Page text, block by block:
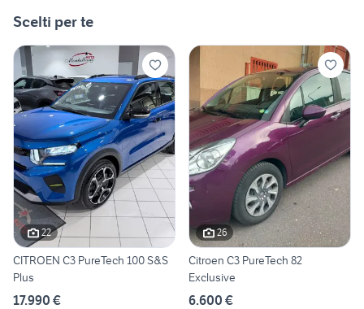
Scelti per te
22
CITROEN C3 PureTech 100 S&S
Plus
17.990 €
26
Citroen C3 PureTech 82
Exclusive
6.600 €